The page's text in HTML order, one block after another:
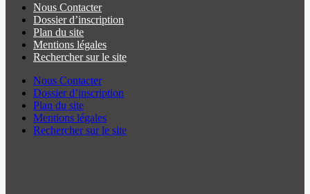
Nous Contacter
Dossier d’inscription
Plan du site
Mentions légales
Rechercher sur le site
Nous Contacter
Dossier d’inscription
Plan du site
Mentions légales
Rechercher sur le site